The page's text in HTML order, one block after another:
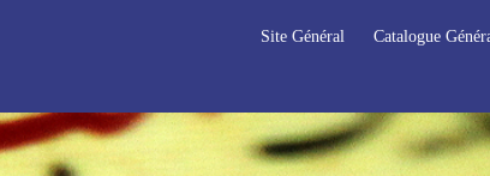
Site Général Catalogue